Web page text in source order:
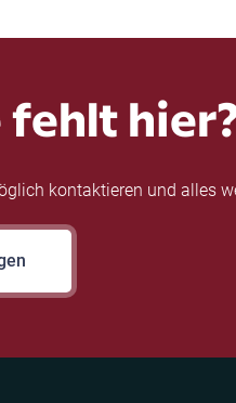
kontaktieren und alles